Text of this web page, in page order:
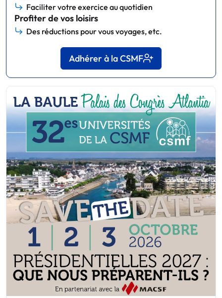
Faciliter votre exercice au quotidien
Profiter de vos loisirs
Des réductions pour vous voyages, etc.
Adhérer à la CSMF